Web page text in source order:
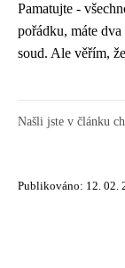
Pamatujte -
pořádku, máte dva
soud. Ale věřím,
Našli jste v článku
Publikováno: 12. 02.